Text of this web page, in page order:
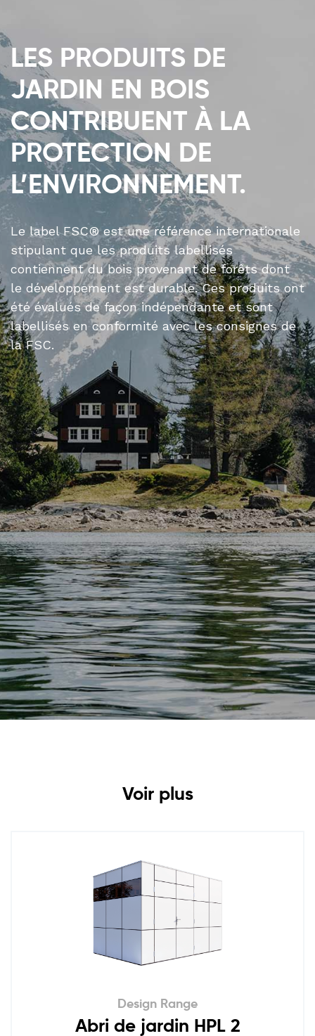
LES PRODUITS DE
JARDIN EN BOIS
CONTRIBUENT À LA
PROTECTION DE
L’ENVIRONNEMENT.
Le label FSC® est une référence internationale
stipulant que les produits labellisés
contiennent du bois provenant de forêts dont
le développement est durable. Ces produits ont
été évalués de façon indépendante et sont
labellisés en conformité avec les consignes de
la FSC.
Voir plus
Design Range
Abri de jardin HPL 2